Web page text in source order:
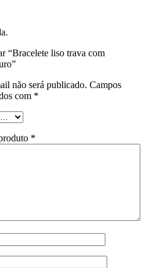
“Bracelete liso trava com
não será publicado. Campos
com *
*